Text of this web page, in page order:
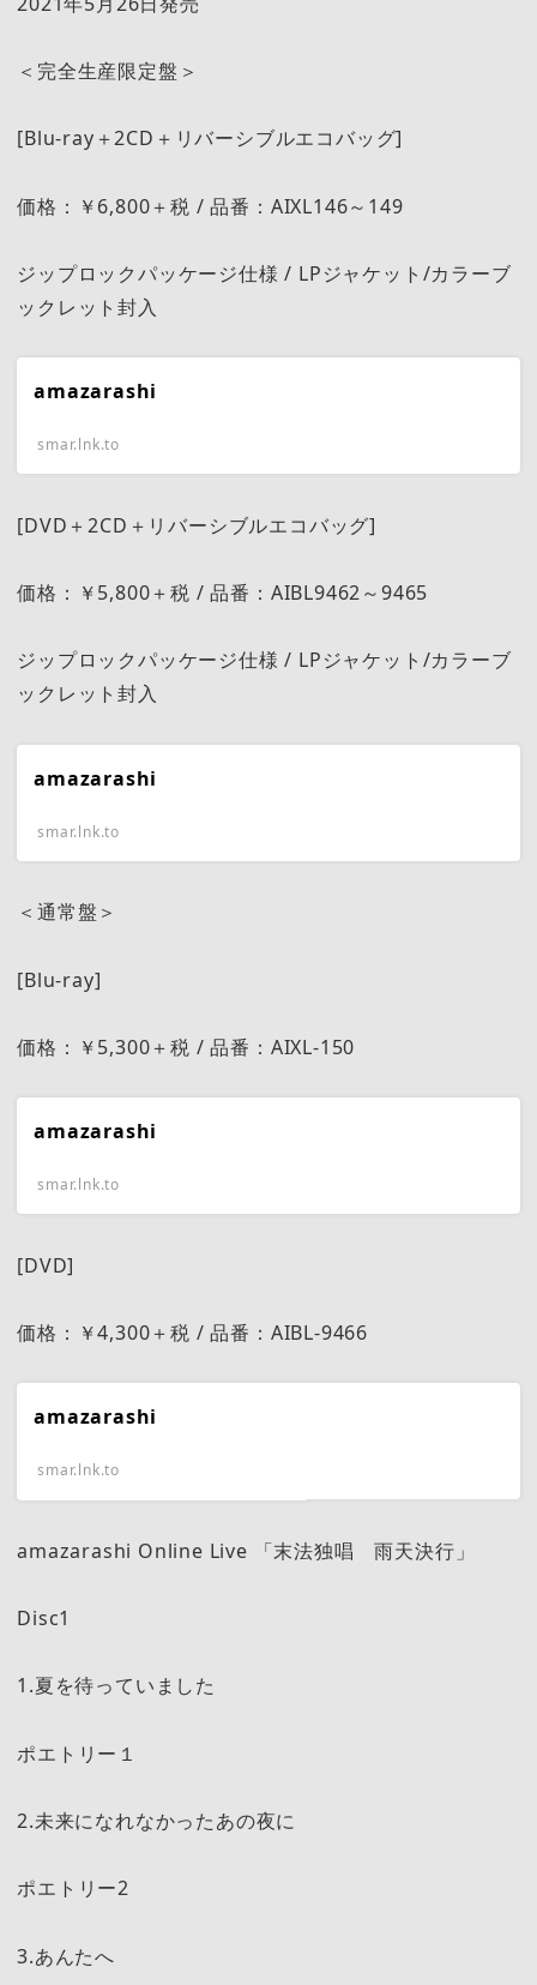
＜完全生産限定盤＞
[Blu-ray＋2CD＋リバーシブルエコバッグ]
価格：￥6,800＋税 / 品番：AIXL146～149
ジップロックパッケージ仕様 / LPジャケット/カラーブ
ックレット封入
amazarashi
smar.lnk.to
[DVD＋2CD＋リバーシブルエコバッグ]
価格：￥5,800＋税 / 品番：AIBL9462～9465
ジップロックパッケージ仕様 / LPジャケット/カラーブ
ックレット封入
amazarashi
smar.lnk.to
＜通常盤＞
[Blu-ray]
価格：￥5,300＋税 / 品番：AIXL-150
amazarashi
smar.lnk.to
[DVD]
価格：￥4,300＋税 / 品番：AIBL-9466
amazarashi
smar.lnk.to
amazarashi Online Live 「末法独唱 雨天決行」
Disc1
1.夏を待っていました
ポエトリー１
2.未来になれなかったあの夜に
ポエトリー2
3.あんたへ